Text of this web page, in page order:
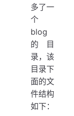
多了一
个
blog
的目
录，该
目录下
面的文
件结构
如下：